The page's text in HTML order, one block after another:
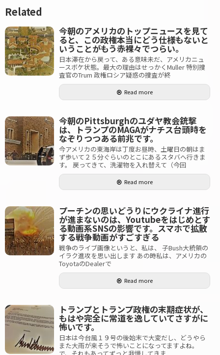
Related
今朝のアメリカのトップニュースを見て
ると、この政権本当にどう仕様もないと
いうことがもう赤裸々でつらい。
日本滞在から戻って、ある意味未だ、アメリカニュ
ースボケ状態。最大の理由はせっかくMuller 特別捜
査官のTrum 政権ロシア疑惑の捜査が終
Read more
今朝のPittsburghのユダヤ教会銃撃
は、トランプのMAGAがナチス台頭時を
なぞりつつある前兆です。
今アメリカの東海岸は丁度お昼時、土曜日の朝はま
ず歩いて２５分ぐらいのとこにあるスタバへ行きま
す。 戻ってきて、洗濯物を入れ替えて（今回
Read more
プーチンの思いどうりにウクライナ進行
が進まないのは、Youtubeをはじめとす
る動画系SNSの影響です。スマホで拡散
する戦争動画がすごすぎる
戦争のライブ画像というと、私は、 子Bush大統領の
イラク進攻を思い出します あの時私は、アメリカの
ToyotaのDealerで
Read more
トランプとトランプ政権の末期症状が、
もはや完全に常道を逸していてさすがに
怖いです。
日本は今台風１９号の後始末で大変だし、どうやら
また大雨が来そうで怖いことになってますよね。